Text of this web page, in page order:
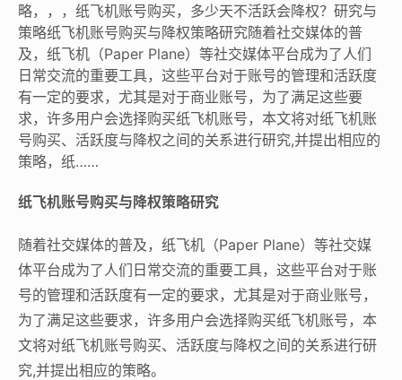
略，，，纸飞机账号购买，多少天不活跃会降权？研究与
策略纸飞机账号购买与降权策略研究随着社交媒体的普
及，纸飞机（Paper Plane）等社交媒体平台成为了人们
日常交流的重要工具，这些平台对于账号的管理和活跃度
有一定的要求，尤其是对于商业账号，为了满足这些要
求，许多用户会选择购买纸飞机账号，本文将对纸飞机账
号购买、活跃度与降权之间的关系进行研究,并提出相应的
策略，纸……
纸飞机账号购买与降权策略研究
随着社交媒体的普及，纸飞机（Paper Plane）等社交媒
体平台成为了人们日常交流的重要工具，这些平台对于账
号的管理和活跃度有一定的要求，尤其是对于商业账号，
为了满足这些要求，许多用户会选择购买纸飞机账号，本
文将对纸飞机账号购买、活跃度与降权之间的关系进行研
究,并提出相应的策略。